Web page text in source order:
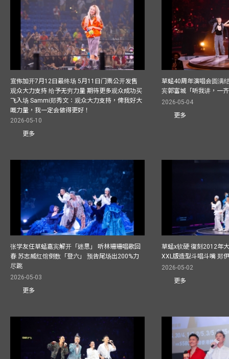
宣佈加开7月12日最终场 5月11日门票公开发售
观众大力支持 给予无穷力量 期待更多观众成功买
飞入场 Sammi郑秀文：观众大力支持，俾我好大
嘅力量，我一定会做得更好！
2026-05-10
更多
草蜢40周年演唱会圆满
宾郭富城「听我讲，一
2026-05-04
更多
张学友任草蜢嘉宾解开「迷思」 听林珊珊唱歌回
春 苏志威红馆倒数「登六」 预告尾场出200%力
尽跳
2026-05-03
更多
草蜢x软硬 復刻2012年
XXL版造型斗唱斗嘴 郑
2026-05-02
更多